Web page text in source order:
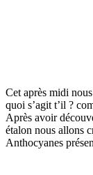
Cet après midi
quoi s’agit t’il ?
Après avoir
étalon nous allons
Anthocyanes